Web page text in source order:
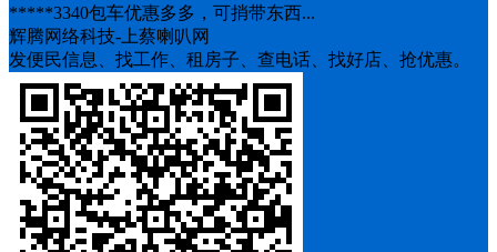
*****3340包车优惠多多，可捎带东西...
辉腾网络科技-上蔡喇叭网
发便民信息、找工作、租房子、查电话、找好店、抢优惠。